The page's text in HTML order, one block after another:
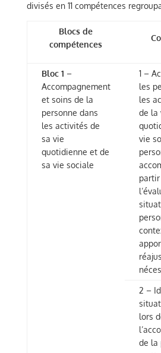
divisés en 11 compétences
Blocs de
compétences
Bloc 1 –
Accompagnement
et soins de la
personne dans
les activités de
sa vie
quotidienne et de
sa vie sociale
1 –
les
les
de la
vie
partir
2 –
lors
de la